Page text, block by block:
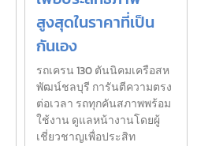
สูงสุดในราคาที่เป็น
กันเอง
รถเครน 130 ตันนิคมเครือสห
พัฒน์ชลบุรี การันตีความตรง
ต่อเวลา รถทุกคันสภาพพร้อม
ใช้งาน ดูแลหน้างานโดยผู้
เชี่ยวชาญเพื่อประสิท